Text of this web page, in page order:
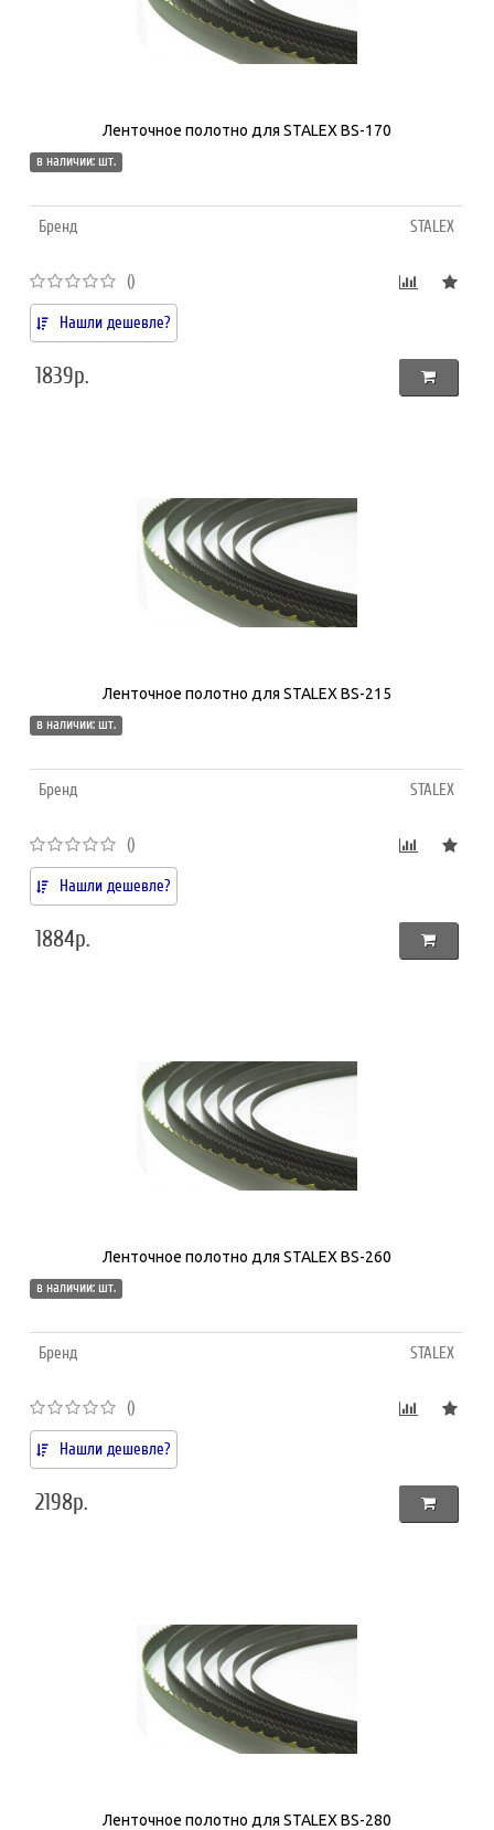
Ленточное полотно для STALEX BS-170
в наличии: шт.
Бренд STALEX
()
Нашли дешевле?
1839р.
Ленточное полотно для STALEX BS-215
в наличии: шт.
Бренд STALEX
()
Нашли дешевле?
1884р.
Ленточное полотно для STALEX BS-260
в наличии: шт.
Бренд STALEX
()
Нашли дешевле?
2198р.
Ленточное полотно для STALEX BS-280